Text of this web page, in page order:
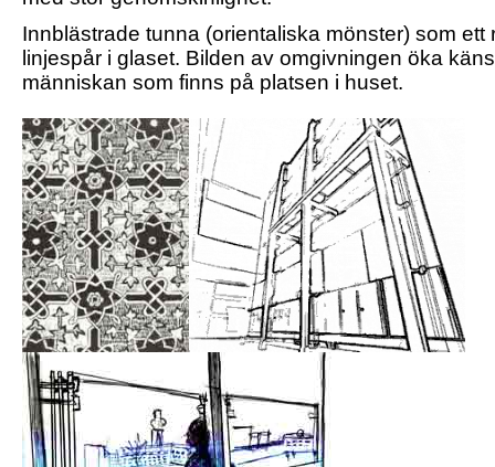
Innblästrade tunna (orientaliska mönster) som ett
linjespår i glaset. Bilden av omgivningen öka
människan som finns på platsen i huset.